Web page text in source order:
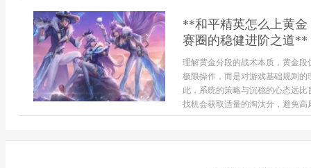
**和平精英怎么上黄
赛圈的稳健进阶之道**
理解黄金分段的战术本质，黄金
极限操作，而是对游戏基础规则
此，系统的策略与沉稳的心态远
找机会获取适量的淘汰分，避免